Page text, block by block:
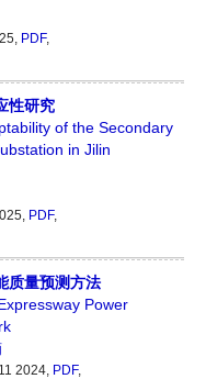
PDF,
性研究
of the Secondary
in Jilin
PDF,
质量预测方法
Power
2024, PDF,